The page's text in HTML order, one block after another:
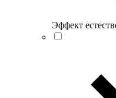
Эффект